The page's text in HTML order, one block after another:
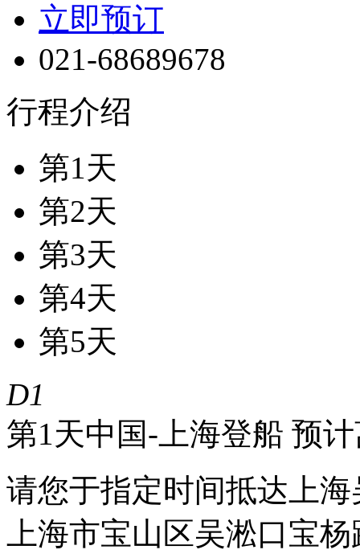
立即预订
021-68689678
行程介绍
第1天
第2天
第3天
第4天
第5天
D1
第1天中国-上海登船 预
请您于指定时间抵达上
上海市宝山区吴淞口宝